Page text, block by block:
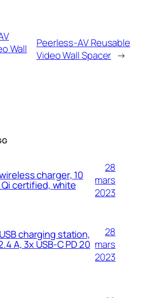
Wall
Peerless-AV Reusable
Video Wall Spacer →
charger, 10
Qi certified, white
28
mars
2023
charging station,
A, 3x USB-C PD 20
28
mars
2023